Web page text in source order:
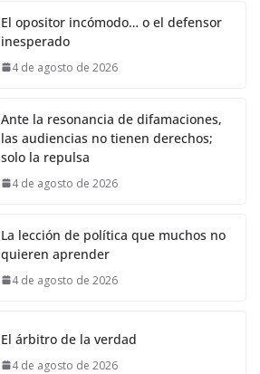
El opositor incómodo… o el defensor
inesperado
4 de agosto de 2026
Ante la resonancia de difamaciones,
las audiencias no tienen derechos;
solo la repulsa
4 de agosto de 2026
La lección de política que muchos no
quieren aprender
4 de agosto de 2026
El árbitro de la verdad
4 de agosto de 2026